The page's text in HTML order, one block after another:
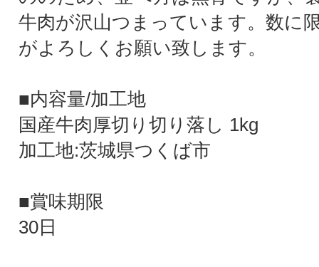
牛肉が沢山つまっています。数に
がよろしくお願い致します。
■内容量/加工地
国産牛肉厚切り切り落し 1kg
加工地:茨城県つくば市
■賞味期限
30日